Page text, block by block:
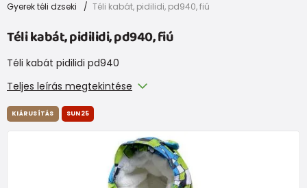
Gyerek téli dzseki
Téli kabát, pidilidi, pd940, fiú
Téli kabát, pidilidi, pd940, fiú
Téli kabát pidilidi pd940
Teljes leírás megtekintése
KIÁRUSÍTÁS SUN25